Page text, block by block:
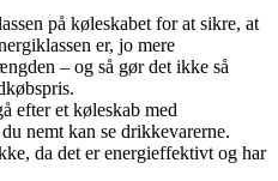
på køleskabet for at sikre, at
er, jo mere
– og så gør det ikke så
efter et køleskab med
nemt kan se drikkevarerne.
da det er energieffektivt og har